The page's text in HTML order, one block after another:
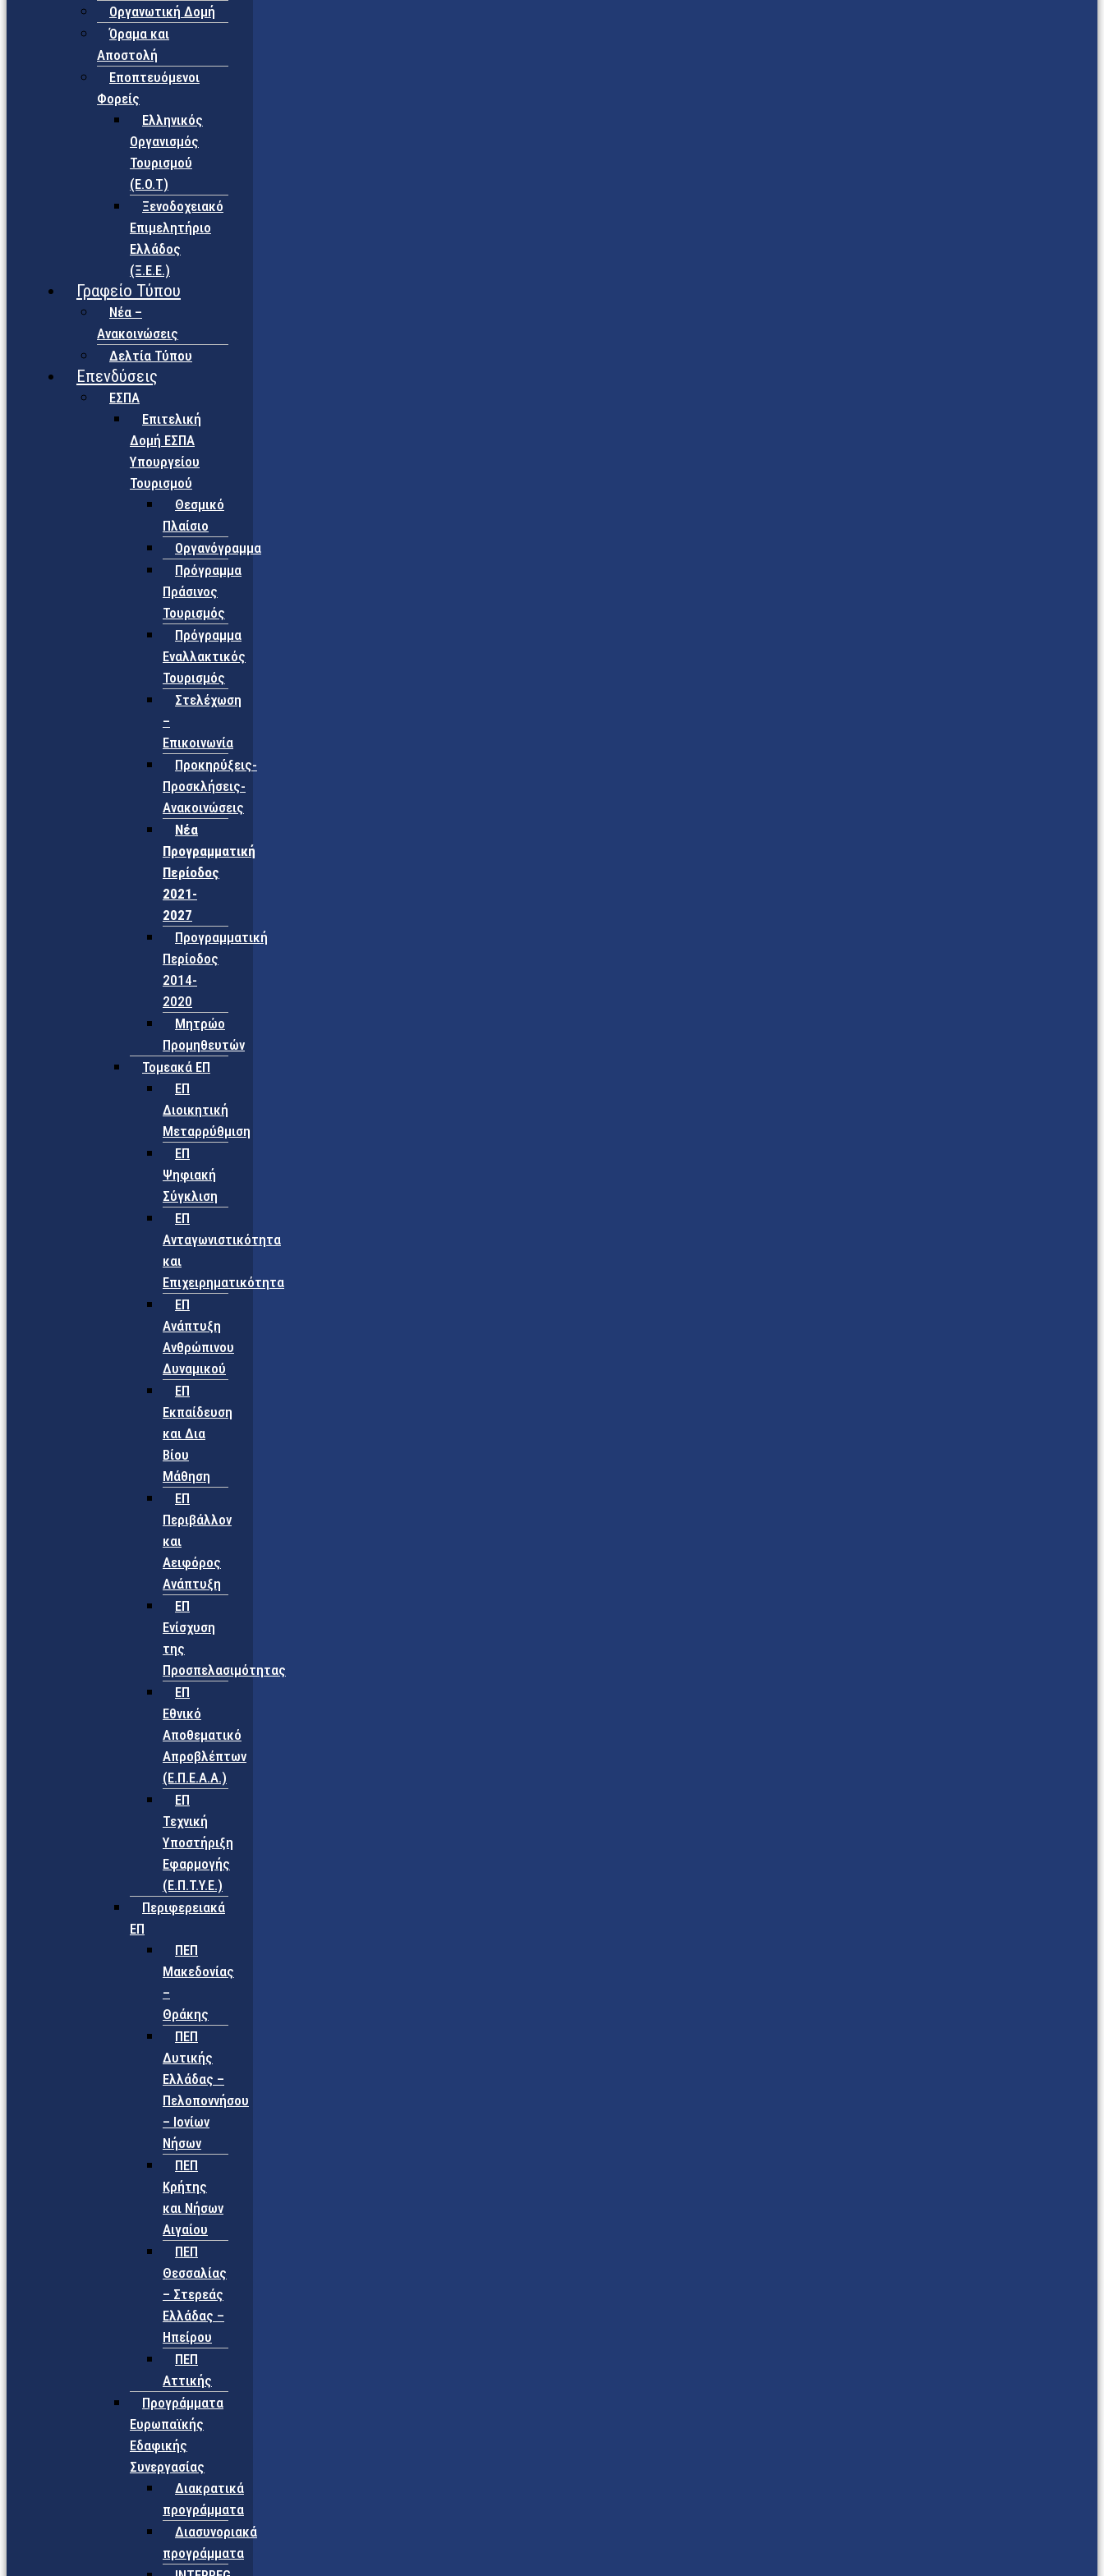
Οργανωτική Δομή
Όραμα και
Αποστολή
Εποπτευόμενοι
Φορείς
Eλληνικός
Οργανισμός
Τουρισμού
(Ε.Ο.Τ)
Ξενοδοχειακό
Επιμελητήριο
Ελλάδος
(Ξ.Ε.Ε.)
Γραφείο Τύπου
Νέα –
Ανακοινώσεις
Δελτία Τύπου
Επενδύσεις
ΕΣΠΑ
Επιτελική
Δομή ΕΣΠΑ
Υπουργείου
Τουρισμού
Θεσμικό
Πλαίσιο
Οργανόγραμμα
Πρόγραμμα
Πράσινος
Τουρισμός
Πρόγραμμα
Εναλλακτικός
Τουρισμός
Στελέχωση
–
Επικοινωνία
Προκηρύξεις-
Προσκλήσεις-
Ανακοινώσεις
Νέα
Προγραμματική
Περίοδος
2021-
2027
Προγραμματική
Περίοδος
2014-
2020
Μητρώο
Προμηθευτών
Τομεακά ΕΠ
ΕΠ
Διοικητική
Μεταρρύθμιση
ΕΠ
Ψηφιακή
Σύγκλιση
ΕΠ
Ανταγωνιστικότητα
και
Επιχειρηματικότητα
ΕΠ
Ανάπτυξη
Ανθρώπινου
Δυναμικού
ΕΠ
Εκπαίδευση
και Δια
Βίου
Μάθηση
ΕΠ
Περιβάλλον
και
Αειφόρος
Ανάπτυξη
ΕΠ
Ενίσχυση
της
Προσπελασιμότητας
ΕΠ
Εθνικό
Αποθεματικό
Απροβλέπτων
(Ε.Π.Ε.Α.Α.)
ΕΠ
Τεχνική
Υποστήριξη
Εφαρμογής
(Ε.Π.Τ.Υ.Ε.)
Περιφερειακά
ΕΠ
ΠΕΠ
Μακεδονίας
–
Θράκης
ΠΕΠ
Δυτικής
Ελλάδας –
Πελοποννήσου
– Ιονίων
Νήσων
ΠΕΠ
Κρήτης
και Νήσων
Αιγαίου
ΠΕΠ
Θεσσαλίας
– Στερεάς
Ελλάδας –
Ηπείρου
ΠΕΠ
Αττικής
Προγράμματα
Ευρωπαϊκής
Εδαφικής
Συνεργασίας
Διακρατικά
προγράμματα
Διασυνοριακά
προγράμματα